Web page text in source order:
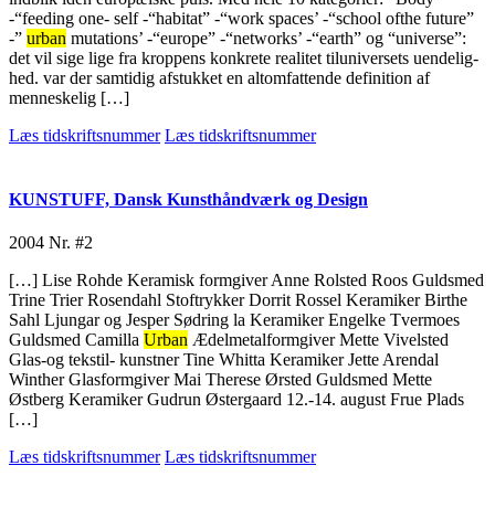
-“feeding one- self -“habitat” -“work spaces’ -“school ofthe future”
-” urban mutations’ -“europe” -“networks’ -“earth” og “universe”:
det vil sige lige fra kroppens konkrete realitet tiluniversets uendelig-
hed. var der samtidig afstukket en altomfattende definition af
menneskelig […]
Læs tidskriftsnummer Læs tidskriftsnummer
KUNSTUFF, Dansk Kunsthåndværk og Design
2004 Nr. #2
[…] Lise Rohde Keramisk formgiver Anne Rolsted Roos Guldsmed
Trine Trier Rosendahl Stoftrykker Dorrit Rossel Keramiker Birthe
Sahl Ljungar og Jesper Sødring la Keramiker Engelke Tvermoes
Guldsmed Camilla Urban Ædelmetalformgiver Mette Vivelsted
Glas-og tekstil- kunstner Tine Whitta Keramiker Jette Arendal
Winther Glasformgiver Mai Therese Ørsted Guldsmed Mette
Østberg Keramiker Gudrun Østergaard 12.-14. august Frue Plads
[…]
Læs tidskriftsnummer Læs tidskriftsnummer